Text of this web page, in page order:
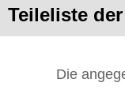
Teileliste
Die